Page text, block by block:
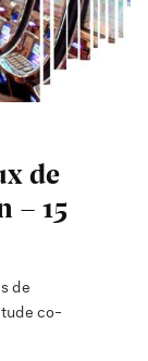
de
- 15
de
co-